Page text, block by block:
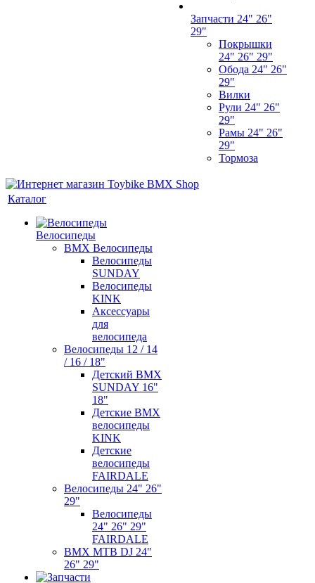
Запчасти 24" 26"
29"
Покрышки
24" 26" 29"
Обода 24" 26"
29"
Вилки
Рули 24" 26"
29"
Рамы 24" 26"
29"
Тормоза
Каталог
Велосипеды
BMX Велосипеды
Велосипеды
SUNDAY
Велосипеды
KINK
Аксессуары
для
велосипеда
Велосипеды 12 / 14
/ 16 / 18"
Детский BMX
SUNDAY 16"
18"
Детские BMX
велосипеды
KINK
Детские
велосипеды
FAIRDALE
Велосипеды 24" 26"
29"
Велосипеды
24" 26" 29"
FAIRDALE
BMX MTB DJ 24"
26" 29"